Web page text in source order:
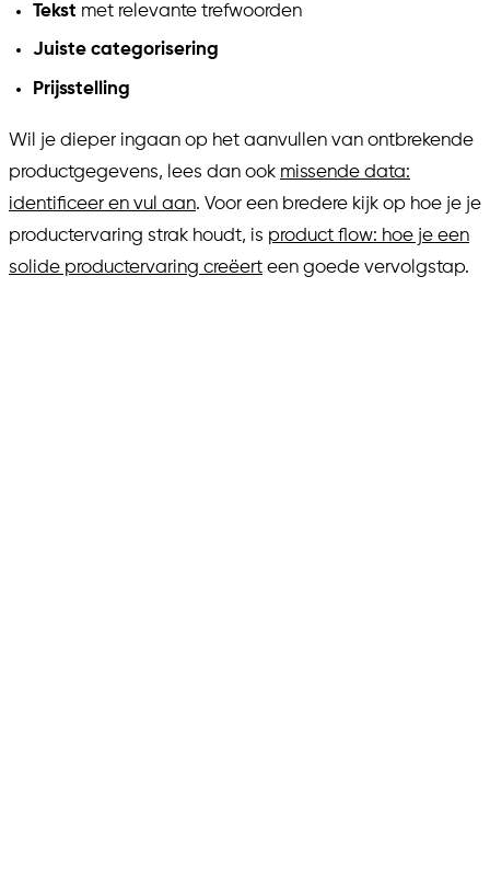
Tekst met relevante trefwoorden
Juiste categorisering
Prijsstelling
Wil je dieper ingaan op het aanvullen van ontbrekende
productgegevens, lees dan ook missende data:
identificeer en vul aan. Voor een bredere kijk op hoe je je
productervaring strak houdt, is product flow: hoe je een
solide productervaring creëert een goede vervolgstap.